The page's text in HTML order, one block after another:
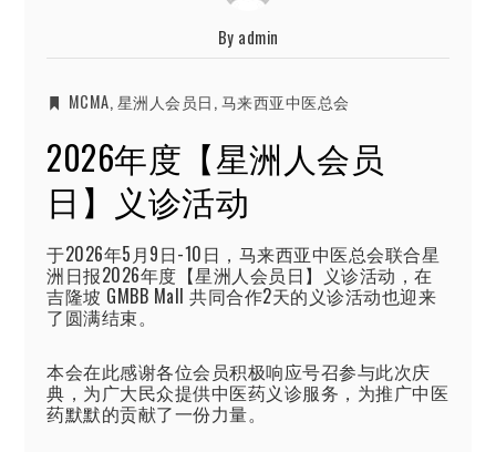
By admin
MCMA, 星洲人会员日, 马来西亚中医总会
2026年度【星洲人会员
日】义诊活动
于2026年5月9日-10日，马来西亚中医总会联合星
洲日报2026年度【星洲人会员日】义诊活动，在
吉隆坡 GMBB Mall 共同合作2天的义诊活动也迎来
了圆满结束。
本会在此感谢各位会员积极响应号召参与此次庆
典，为广大民众提供中医药义诊服务，为推广中医
药默默的贡献了一份力量。